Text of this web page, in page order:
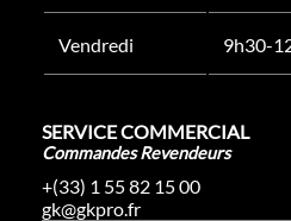
Vendredi 9h30-
SERVICE COMMERCIAL
Commandes Revendeurs
+(33) 1 55 82 15 00
gk@gkpro.fr